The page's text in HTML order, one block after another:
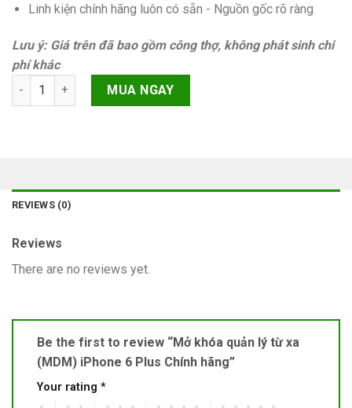
Linh kiện chính hãng luôn có sẵn - Nguồn gốc rõ ràng
Lưu ý: Giá trên đã bao gồm công thợ, không phát sinh chi
phí khác
Mở khóa quản lý từ xa (MDM) iPhone 6 Plus Chính hãng
MUA NGAY
REVIEWS (0)
Reviews
There are no reviews yet.
Be the first to review “Mở khóa quản lý từ xa
(MDM) iPhone 6 Plus Chính hãng”
Your rating *